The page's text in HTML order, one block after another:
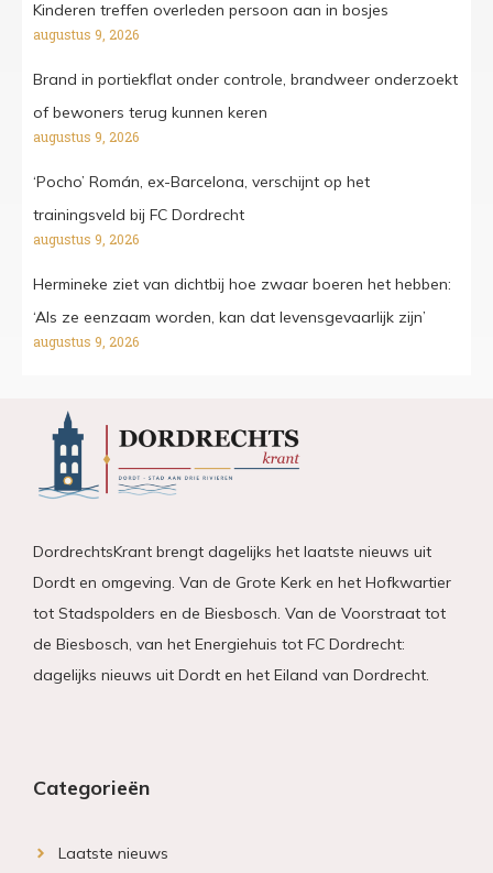
Kinderen treffen overleden persoon aan in bosjes
augustus 9, 2026
Brand in portiekflat onder controle, brandweer onderzoekt
of bewoners terug kunnen keren
augustus 9, 2026
‘Pocho’ Román, ex-Barcelona, verschijnt op het
trainingsveld bij FC Dordrecht
augustus 9, 2026
Hermineke ziet van dichtbij hoe zwaar boeren het hebben:
‘Als ze eenzaam worden, kan dat levensgevaarlijk zijn’
augustus 9, 2026
DordrechtsKrant brengt dagelijks het laatste nieuws uit
Dordt en omgeving. Van de Grote Kerk en het Hofkwartier
tot Stadspolders en de Biesbosch. Van de Voorstraat tot
de Biesbosch, van het Energiehuis tot FC Dordrecht:
dagelijks nieuws uit Dordt en het Eiland van Dordrecht.
Categorieën
Laatste nieuws